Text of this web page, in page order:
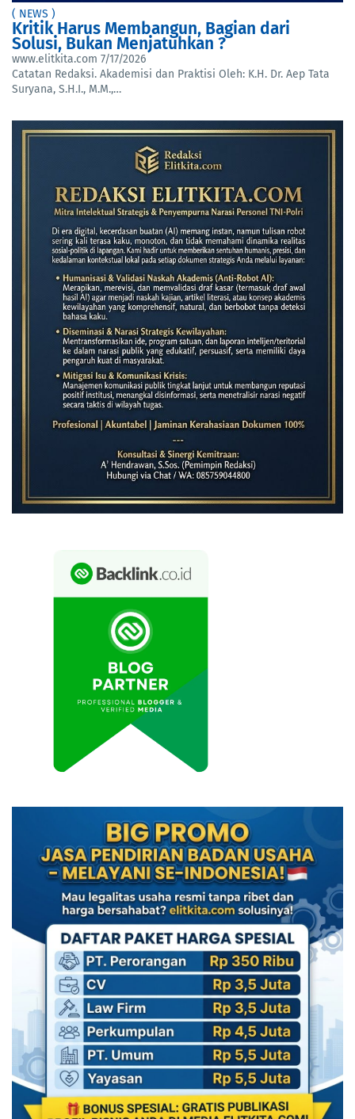
( NEWS )
Kritik Harus Membangun, Bagian dari
Solusi, Bukan Menjatuhkan ?
www.elitkita.com 7/17/2026
Catatan Redaksi. Akademisi dan Praktisi Oleh: K.H. Dr. Aep Tata
Suryana, S.H.I., M.M.,…